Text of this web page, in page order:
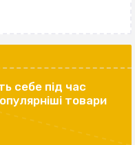
себе під час
товари